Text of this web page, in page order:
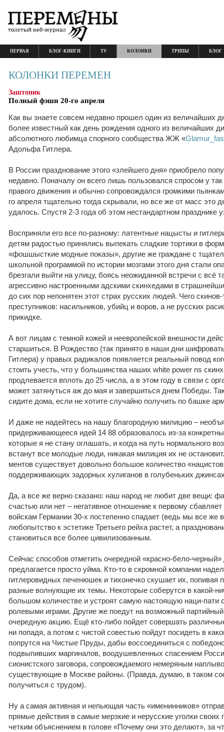
ПЕРВАЯ БЛОГ-КНИГИ TV КОЛОНКИ ТРИПЫ БЛОГ
КОЛОНКИ ПЕРЕМЕН
Заштопик
Полный фэшн 20-го апреля
Как вы знаете совсем недавно прошел один из величайших
более известный как день рождения одного из величайших
абсолютного любимца спорного сообщества ЖЖ «
Адольфа Гитлера.
В России празднование этого «злейшего дня» приобрело
недавно. Поначалу он всего лишь пользовался спросом у
правого движения и обычно сопровождался громкими
го апреля тщательно тогда скрывали, но все же от масс это
удалось. Спустя 2-3 года об этом нестандартном празднике
Восприняли его все по-разному: латентные нацысты и
детям радостью принялись выпекать сладкие тортики в
«фошшысткие модные показы», другие же граждане с
школьной программой по истории мозгами этого дня стали
брезгали выйти на улицу, боясь неожиданной встречи с всё
агрессивно настроенными адскими скинхедами в
до сих пор непонятен этот страх русских людей. Чего
преступников: насильников, убийц и воров, а не русских
прикидке.
А вот лицам с темной кожей и неевропейской внешности
старшиться. В Рождество (так принято в наши дни
Гитлера) у правых радикалов появляется реальный повод
стоить учесть, что у большинства наших white power ns
продлевается вплоть до 25 числа, а в этом году в связи с
может затянуться аж до мая и завершиться днем Победы.
сидите дома, если не хотите случайно получить по башке
И даже не надейтесь на нашу благородную милицию –
придерживающееся идей 14 88 образовалось из-за
которые я не стану оглашать, и когда на путь нормального
встанут все молодые люди, никакая милиция их не
ментов существует довольно большое количество
поддерживающих задорных хулиганов в голубеньких
Да, а все же верно сказано: наш народ не любит две вещи:
счастью или нет – негативное отношение к первому
войскам Германии 30-х постепенно спадает (ведь мы все же
любопытство к эстетике Третьего рейха растет, а
становиться все более цивилизованным.
Сейчас способов отметить очередной «красно-бело-
предлагается просто уйма. Кто-то в скромной компании
гитлеровидных печенюшек и тихонечко скушает их, попивая
разные волнующие их темы. Некоторые соберутся в какой-
большом количестве и устроят самую настоящую наци-пати
ролевыми играми. Другие же поедут на возможный
очередную акцию. Ещё кто-либо пойдет совершать
ни попадя, а потом с чистой совестью пойдут посидеть в
попрутся на Чистые Пруды, дабы воссоединиться с
подвыпивших маргиналов, воодушевленных спасением
сионистского заговора, сопровождаемого немеряным
существующие в Москве районы. (Правда, думаю, в таком
получиться с трудом).
Ну а самая активная и непьющая часть «именинников»
прямые действия в самые мерзкие и нерусские уголки своих
четким объяснением в голове «Почему они это делают», за